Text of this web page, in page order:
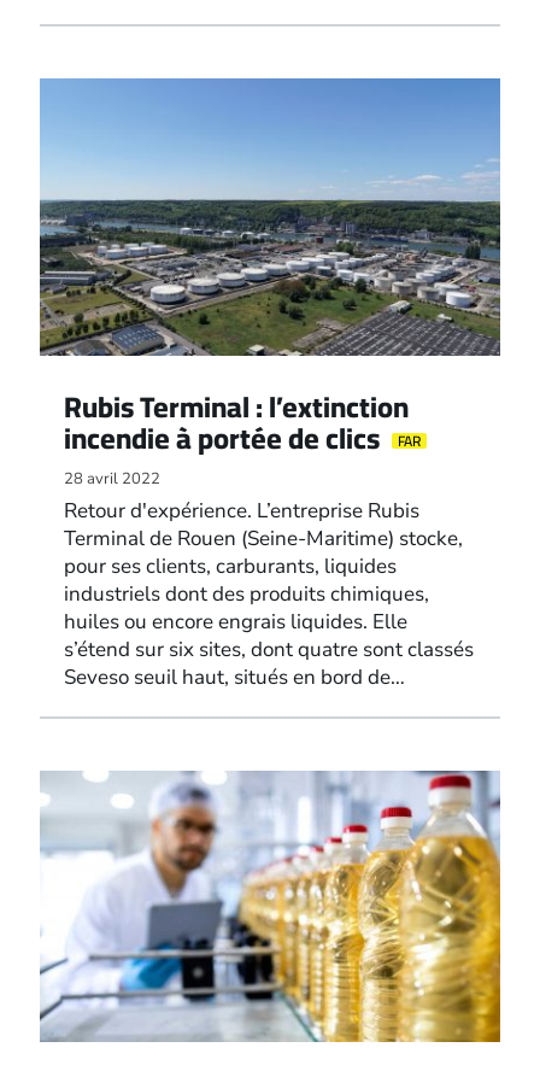
Rubis Terminal : l’extinction
incendie à portée de clics FAR
28 avril 2022
Retour d'expérience. L’entreprise Rubis
Terminal de Rouen (Seine-Maritime) stocke,
pour ses clients, carburants, liquides
industriels dont des produits chimiques,
huiles ou encore engrais liquides. Elle
s’étend sur six sites, dont quatre sont classés
Seveso seuil haut, situés en bord de…